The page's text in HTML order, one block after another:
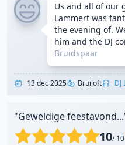
Us and all of our
Lammert was
the evening of.
him and the DJ
Bruidspaar
13 dec 2025 Bruiloft
"Geweldige
10/ 10